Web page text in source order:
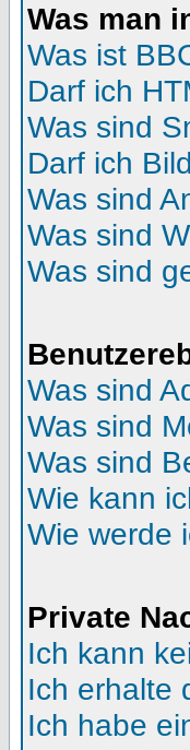
Was man
Was ist
Darf ich
Was sind
Darf ich
Was sind
Was sind
Was sind
Was sind
Was sind
Was sind
Wie kann
Wie werde
Private
Ich kann
Ich erhalte
Ich habe